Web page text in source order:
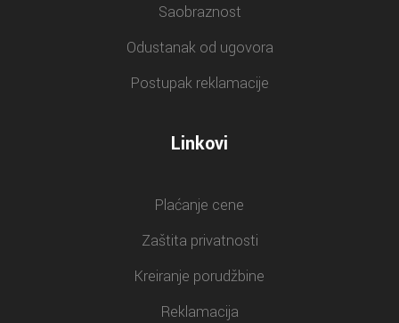
Saobraznost
Odustanak od ugovora
Postupak reklamacije
Linkovi
Plaćanje cene
Zaštita privatnosti
Kreiranje porudžbine
Reklamacija